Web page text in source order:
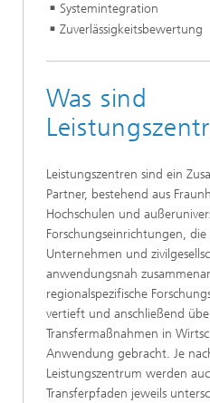
Systemintegration
Zuverlässigkeitsbewertung
Was sind
Leistungszentren sind ein
Partner, bestehend aus
Hochschulen und
Forschungseinrichtungen,
Unternehmen und
anwendungsnah
regionalspezifische
vertieft und anschließend
Transfermaßnahmen in
Anwendung gebracht. Je
Leistungszentrum werden
Transferpfaden jeweils